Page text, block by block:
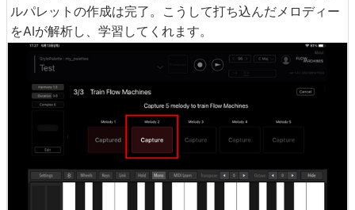
ルパレットの作成は完了。こうして打ち込んだメロディー
をAIが解析し、学習してくれます。